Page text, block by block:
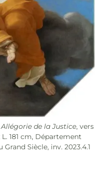
Allégorie de la Justice, vers
181 cm, Département
Siècle, inv. 2023.4.1